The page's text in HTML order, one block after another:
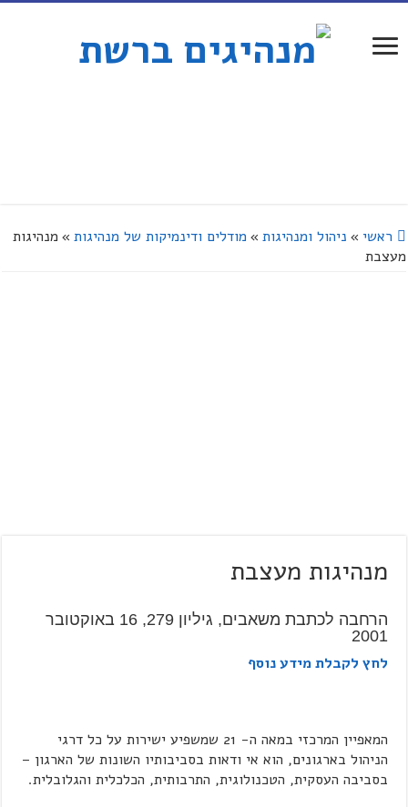
ראשי » ניהול ומנהיגות » מודלים ודינמיקות של מנהיגות » מנהיגות
מעצבת
מנהיגות מעצבת
הרחבה לכתבת משאבים, גיליון 279, 16 באוקטובר
2001
לחץ לקבלת מידע נוסף
המאפיין המרכזי במאה ה- 21 שמשפיע ישירות על כל דרגי
הניהול בארגונים, הוא אי ודאות בסביבותיו השונות של הארגון –
בסביבה העסקית, הטכנולוגית, התרבותית, הכלכלית והגלובלית.